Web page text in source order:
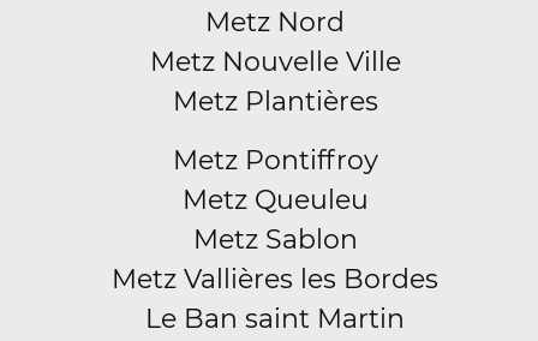
Metz Nord
Metz Nouvelle Ville
Metz Plantières
Metz Pontiffroy
Metz Queuleu
Metz Sablon
Metz Vallières les Bordes
Le Ban saint Martin